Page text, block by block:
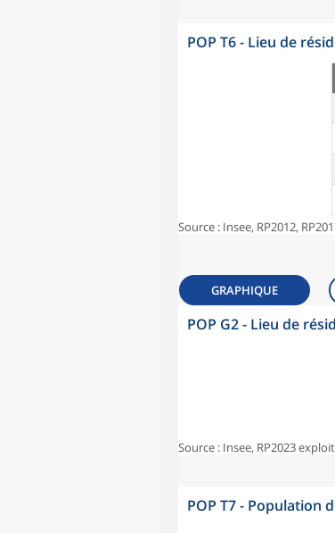
POP T6 - Lieu de
Source : Insee, RP2012,
GRAPHIQUE
POP G2 - Lieu de
Source : Insee, RP2023
POP T7 - Population